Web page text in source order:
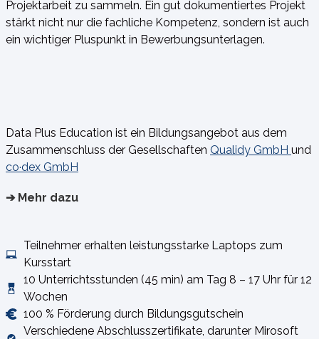
Projektarbeit zu sammeln. Ein gut dokumentiertes Projekt
stärkt nicht nur die fachliche Kompetenz, sondern ist auch
ein wichtiger Pluspunkt in Bewerbungsunterlagen.
Data Plus Education ist ein Bildungsangebot aus dem
Zusammenschluss der Gesellschaften Qualidy GmbH und
co·dex GmbH
➔ Mehr dazu
Teilnehmer erhalten leistungsstarke Laptops zum
Kursstart
10 Unterrichtsstunden (45 min) am Tag 8 – 17 Uhr für 12
Wochen
100 % Förderung durch Bildungsgutschein
Verschiedene Abschlusszertifikate, darunter Mirosoft